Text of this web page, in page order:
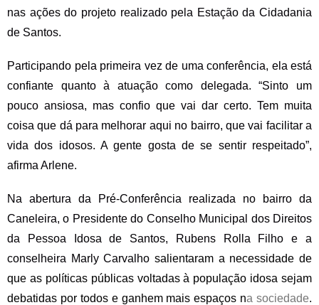
nas ações do projeto realizado pela Estação da Cidadania
de Santos.
Participando pela primeira vez de uma conferência, ela está
confiante quanto à atuação como delegada. “Sinto um
pouco ansiosa, mas confio que vai dar certo. Tem muita
coisa que dá para melhorar aqui no bairro, que vai facilitar a
vida dos idosos. A gente gosta de se sentir respeitado”,
afirma Arlene.
Na abertura da Pré-Conferência realizada no bairro da
Caneleira, o Presidente do Conselho Municipal dos Direitos
da Pessoa Idosa de Santos, Rubens Rolla Filho e a
conselheira Marly Carvalho salientaram a necessidade de
que as políticas públicas voltadas à população idosa sejam
debatidas por todos e ganhem mais espaços na sociedade.